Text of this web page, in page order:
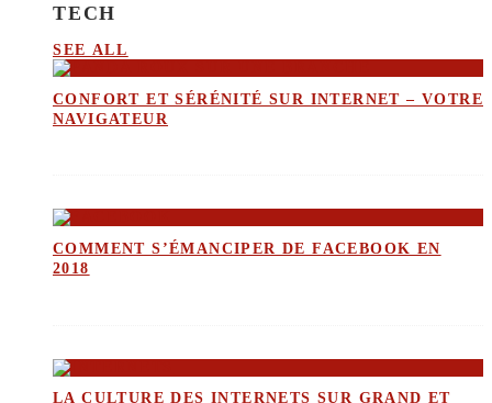
TECH
SEE ALL
CONFORT ET SÉRÉNITÉ SUR INTERNET – VOTRE
NAVIGATEUR
COMMENT S’ÉMANCIPER DE FACEBOOK EN
2018
LA CULTURE DES INTERNETS SUR GRAND ET